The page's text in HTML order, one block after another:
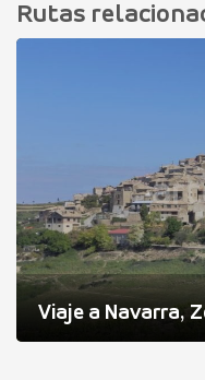
Rutas
Viaje a Navarra,